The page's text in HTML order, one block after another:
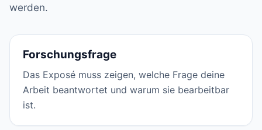
werden.
Forschungsfrage
Das Exposé muss zeigen, welche Frage deine
Arbeit beantwortet und warum sie bearbeitbar
ist.